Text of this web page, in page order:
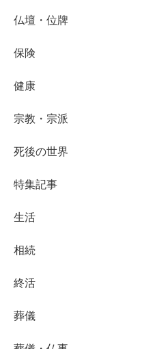
仏壇・位牌
保険
健康
宗教・宗派
死後の世界
特集記事
生活
相続
終活
葬儀